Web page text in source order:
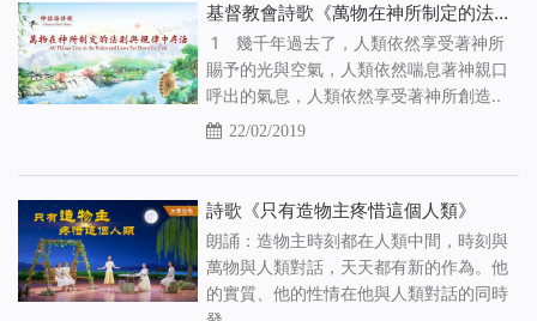
基督教會詩歌《萬物在神所制定的法則與規律中存活》
1 幾千年過去了，人類依然享受著神所
賜予的光與空氣，人類依然喘息著神親口
呼出的氣息，人類依然享受著神所創造..
22/02/2019
詩歌《只有造物主疼惜這個人類》
朗誦：造物主時刻都在人類中間，時刻與
萬物與人類對話，天天都有新的作為。他
的實質、他的性情在他與人類對話的同時